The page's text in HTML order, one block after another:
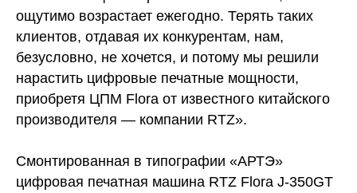
ощутимо возрастает ежегодно. Терять таких
клиентов, отдавая их конкурентам, нам,
безусловно, не хочется, и потому мы решили
нарастить цифровые печатные мощности,
приобретя ЦПМ Flora от известного китайского
производителя — компании RTZ».
Смонтированная в типографии «АРТЭ»
цифровая печатная машина RTZ Flora J-350GT